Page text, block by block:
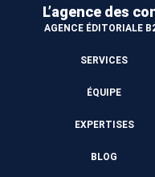
L’agence des
AGENCE ÉDITORIALE
SERVICES
ÉQUIPE
EXPERTISES
BLOG